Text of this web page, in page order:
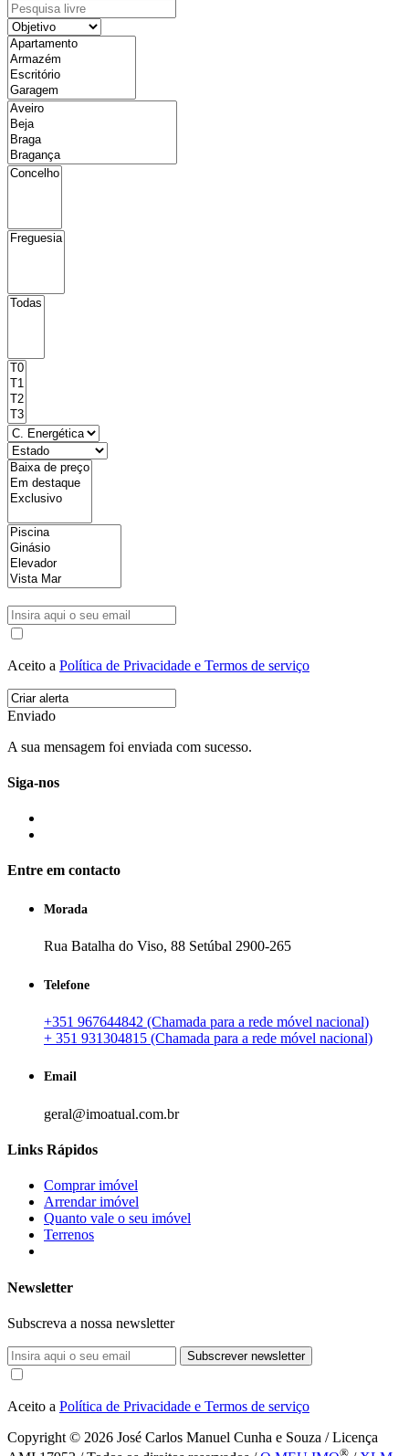
Aceito a Política de Privacidade e Termos de serviço
Enviado
A sua mensagem foi enviada com sucesso.
Siga-nos
Entre em contacto
Morada
Rua Batalha do Viso, 88 Setúbal 2900-265
Telefone
+351 967644842 (Chamada para a rede móvel nacional)
+ 351 931304815 (Chamada para a rede móvel nacional)
Email
geral@imoatual.com.br
Links Rápidos
Comprar imóvel
Arrendar imóvel
Quanto vale o seu imóvel
Terrenos
Newsletter
Subscreva a nossa newsletter
Subscrever newsletter
Aceito a Política de Privacidade e Termos de serviço
Copyright © 2026 José Carlos Manuel Cunha e Souza / Licença
®